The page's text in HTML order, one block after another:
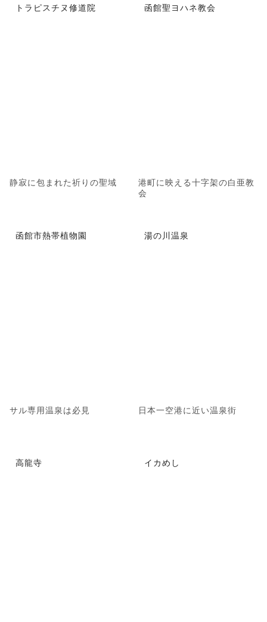
トラピスチヌ修道院
静寂に包まれた祈りの聖域
函館聖ヨハネ教会
港町に映える十字架の白亜教
会
函館市熱帯植物園
サル専用温泉は必見
湯の川温泉
日本一空港に近い温泉街
高龍寺 イカめし